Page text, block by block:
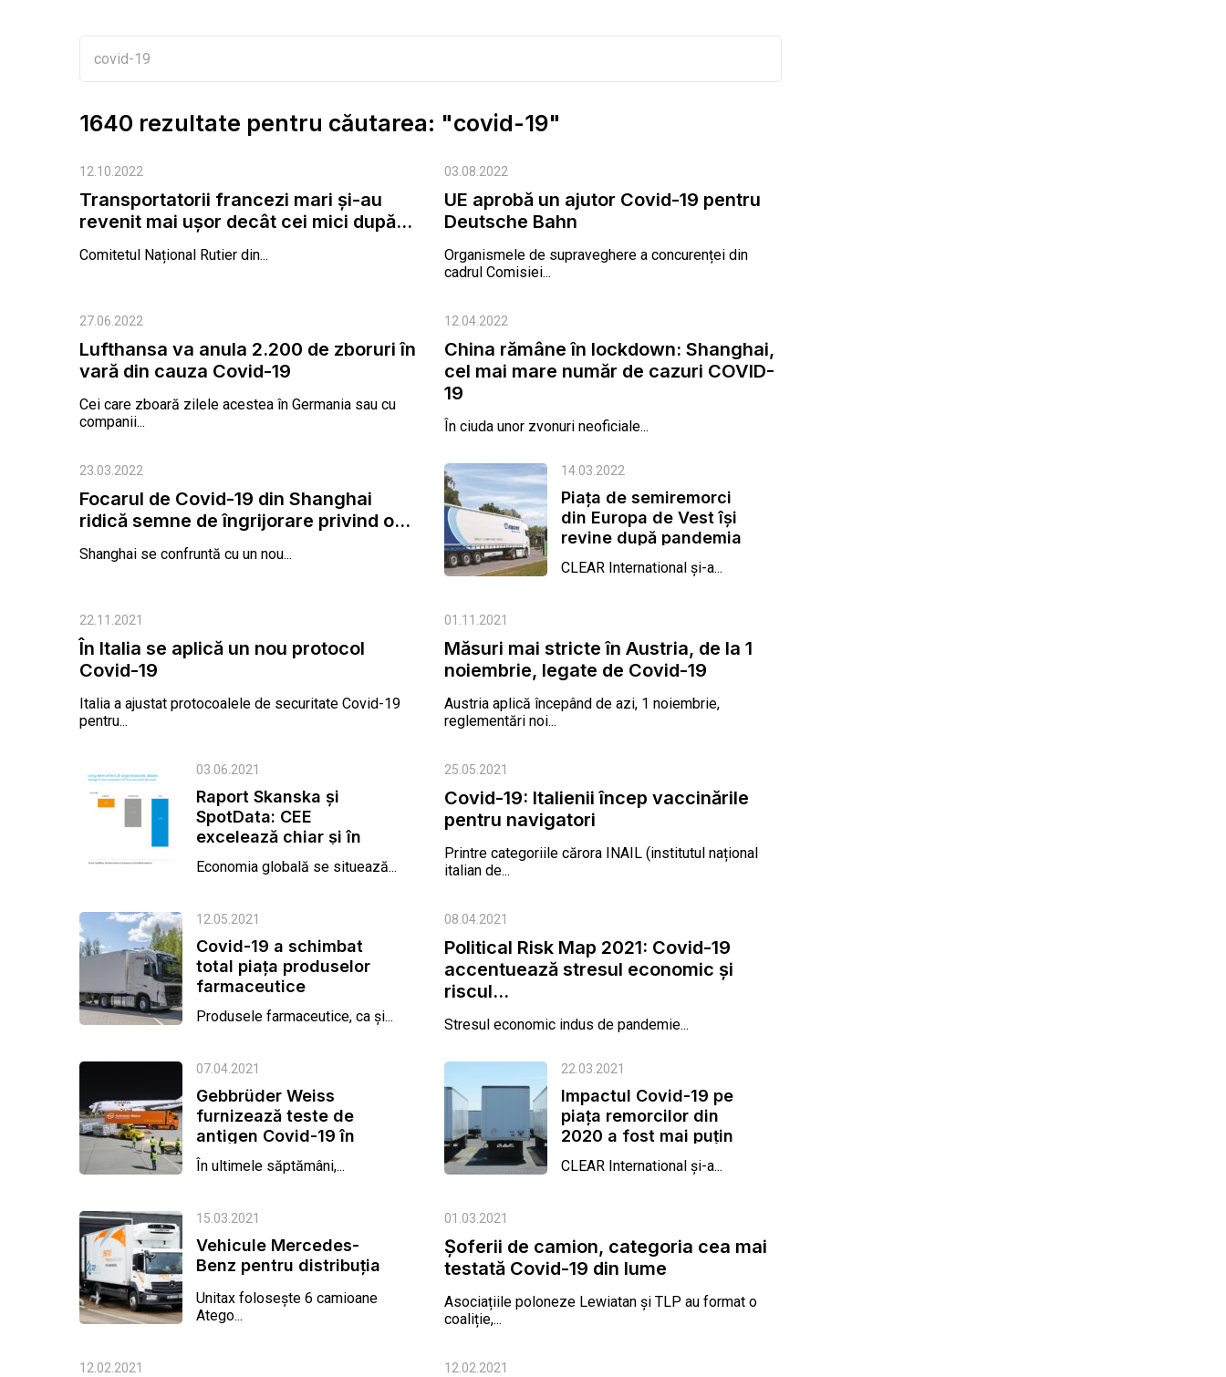
1640 rezultate pentru căutarea: "covid-19"
12.10.2022
Transportatorii francezi mari și-au
revenit mai ușor decât cei mici după...
Comitetul Național Rutier din...
03.08.2022
UE aprobă un ajutor Covid-19 pentru
Deutsche Bahn
Organismele de supraveghere a concurenței din
cadrul Comisiei...
27.06.2022
Lufthansa va anula 2.200 de zboruri în
vară din cauza Covid-19
Cei care zboară zilele acestea în Germania sau cu
companii...
12.04.2022
China rămâne în lockdown: Shanghai,
cel mai mare număr de cazuri COVID-
19
În ciuda unor zvonuri neoficiale...
23.03.2022
Focarul de Covid-19 din Shanghai
ridică semne de îngrijorare privind o...
Shanghai se confruntă cu un nou...
14.03.2022
Piața de semiremorci
din Europa de Vest își
revine după pandemia
de Covid-19
CLEAR International și-a...
22.11.2021
În Italia se aplică un nou protocol
Covid-19
Italia a ajustat protocoalele de securitate Covid-19
pentru...
01.11.2021
Măsuri mai stricte în Austria, de la 1
noiembrie, legate de Covid-19
Austria aplică începând de azi, 1 noiembrie,
reglementări noi...
03.06.2021
Raport Skanska și
SpotData: CEE
excelează chiar și în
contextul COVID-19
Economia globală se situează...
25.05.2021
Covid-19: Italienii încep vaccinările
pentru navigatori
Printre categoriile cărora INAIL (institutul național
italian de...
12.05.2021
Covid-19 a schimbat
total piața produselor
farmaceutice
Produsele farmaceutice, ca și...
08.04.2021
Political Risk Map 2021: Covid-19
accentuează stresul economic şi
riscul...
Stresul economic indus de pandemie...
07.04.2021
Gebbrüder Weiss
furnizează teste de
antigen Covid-19 în
Austria
În ultimele săptămâni,...
22.03.2021
Impactul Covid-19 pe
piața remorcilor din
2020 a fost mai puțin
rău decât...
CLEAR International și-a...
15.03.2021
Vehicule Mercedes-
Benz pentru distribuția
în Brandenburg
Unitax folosește 6 camioane
Atego...
01.03.2021
Șoferii de camion, categoria cea mai
testată Covid-19 din lume
Asociațiile poloneze Lewiatan și TLP au format o
coaliție,...
12.02.2021 12.02.2021